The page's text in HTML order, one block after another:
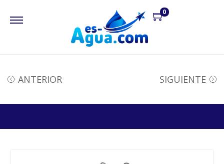
0
ANTERIOR SIGUIENTE